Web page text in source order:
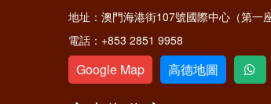
地址： 澳門海港街107號國際中心（第一
電話： +853 2851 9958
Google Map 高德地圖